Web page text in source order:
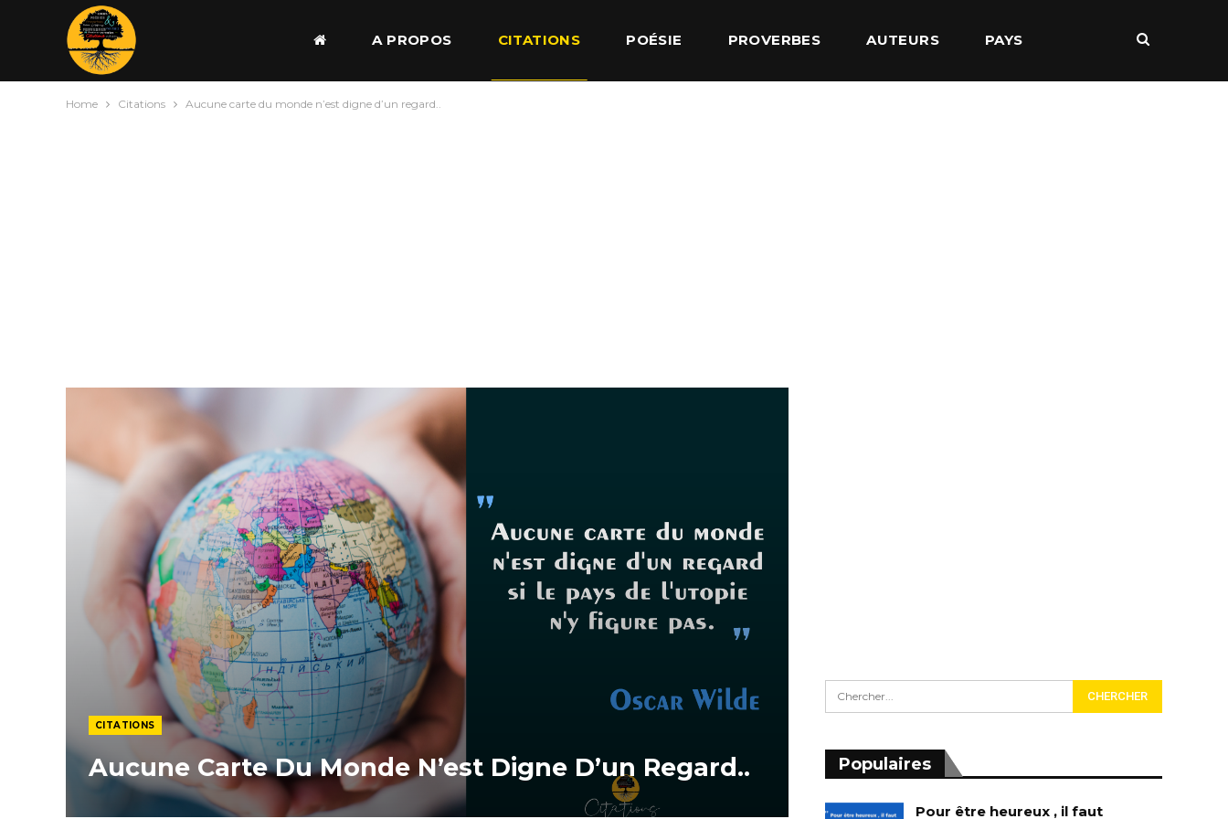
A PROPOS CITATIONS POÉSIE PROVERBES AUTEURS PAYS
Home Citations Aucune carte du monde n’est digne d’un regard..
CITATIONS
Aucune Carte Du Monde N’est Digne D’un Regard.. Populaires
Pour être heureux , il faut